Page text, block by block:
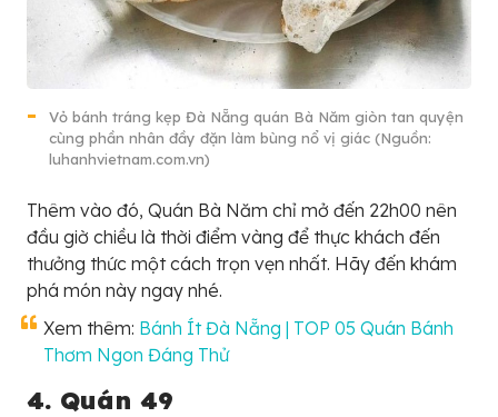
Vỏ bánh tráng kẹp Đà Nẵng quán Bà Năm giòn tan quyện
cùng phần nhân đầy đặn làm bùng nổ vị giác (Nguồn:
luhanhvietnam.com.vn)
Thêm vào đó, Quán Bà Năm chỉ mở đến 22h00 nên
đầu giờ chiều là thời điểm vàng để thực khách đến
thưởng thức một cách trọn vẹn nhất. Hãy đến khám
phá món này ngay nhé.
Xem thêm: Bánh Ít Đà Nẵng | TOP 05 Quán Bánh
Thơm Ngon Đáng Thử
4. Quán 49